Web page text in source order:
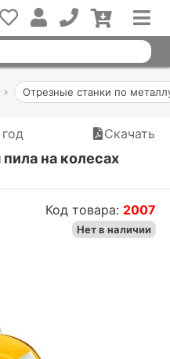
Отрезные станки по
Скачать
на колесах
Код товара: 2007
Нет в наличии